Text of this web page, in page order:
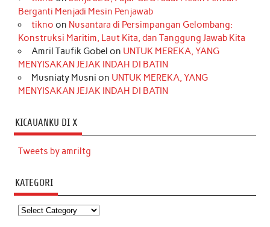
Berganti Menjadi Mesin Penjawab
tikno on Nusantara di Persimpangan Gelombang:
Konstruksi Maritim, Laut Kita, dan Tanggung Jawab Kita
Amril Taufik Gobel on UNTUK MEREKA, YANG
MENYISAKAN JEJAK INDAH DI BATIN
Musniaty Musni on UNTUK MEREKA, YANG
MENYISAKAN JEJAK INDAH DI BATIN
KICAUANKU DI X
Tweets by amriltg
KATEGORI
Kategori